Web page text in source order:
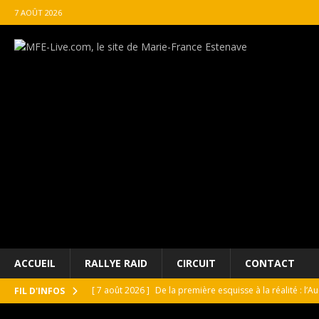
7 AOÛT 2026
ACCUEIL RALLYE RAID CIRCUIT CONTACT
FIL D'INFOS [ 7 août 2026 ] De la première esquisse à la réalité :